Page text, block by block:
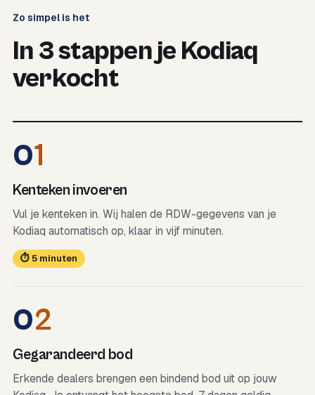
Zo simpel is het
In 3 stappen je Kodiaq
verkocht
01
Kenteken invoeren
Vul je kenteken in. Wij halen de RDW-gegevens van je
Kodiaq automatisch op, klaar in vijf minuten.
⏱ 5 minuten
02
Gegarandeerd bod
Erkende dealers brengen een bindend bod uit op jouw